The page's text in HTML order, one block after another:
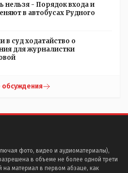
нельзя - Порядок входа и
в автобусах Рудного
в суд ходатайство о
для журналистки
обсуждения
фото, видео и аудиоматериалы),
в объеме не более одной трети
на материал в первом абзаце, как